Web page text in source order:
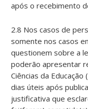
após o recebimento
2.8 Nos casos de
somente nos casos
questionem sobre a
poderão apresentar
Ciências da
dias úteis após
justificativa que